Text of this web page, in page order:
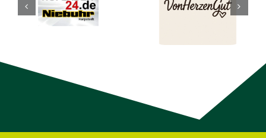
VonHerzenGut Simply Best